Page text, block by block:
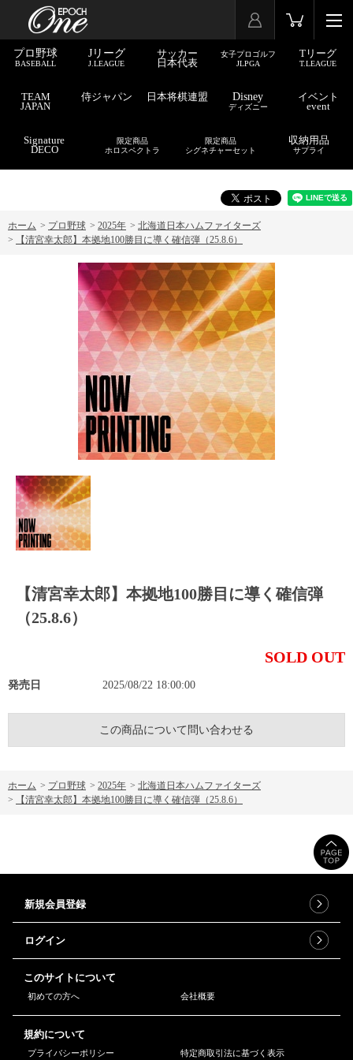
プロ野球
BASEBALL
Jリーグ
J.LEAGUE
サッカー
日本代表
女子プロゴルフ
JLPGA
Tリーグ
T.LEAGUE
TEAM
JAPAN
侍ジャパン 日本将棋連盟 Disney
ディズニー
イベント
event
Signature
DECO
限定商品
ホロスペクトラ
限定商品
シグネチャーセット
収納用品
サプライ
ホーム > プロ野球 > 2025年 > 北海道日本ハムファイターズ
>
【清宮幸太郎】本拠地100勝目に導く確信弾（25.8.6）
【清宮幸太郎】本拠地100勝目に導く確信弾
（25.8.6）
SOLD OUT
発売日 2025/08/22 18:00:00
この商品について問い合わせる
ホーム > プロ野球 > 2025年 > 北海道日本ハムファイターズ
>
【清宮幸太郎】本拠地100勝目に導く確信弾（25.8.6）
新規会員登録
ログイン
このサイトについて
初めての方へ 会社概要
規約について
プライバシーポリシー 特定商取引法に基づく表示